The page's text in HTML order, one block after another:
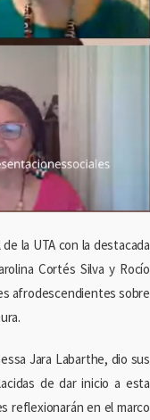
la UTA con la destacada
Cortés Silva y Rocío
afrodescendientes sobre
Jara Labarthe, dio sus
de dar inicio a esta
reflexionarán en el marco